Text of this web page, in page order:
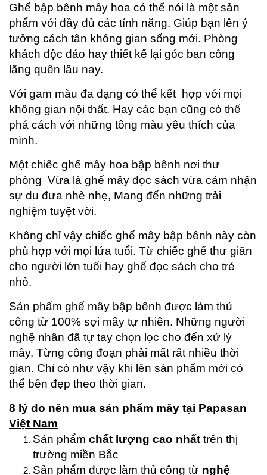
Ghế bập bênh mây hoa có thể nói là một sản
phẩm với đầy đủ các tính năng. Giúp bạn lên ý
tưởng cách tân không gian sống mới. Phòng
khách độc đáo hay thiết kế lại góc ban công
lãng quên lâu nay.
Với gam màu đa dạng có thể kết hợp với mọi
không gian nội thất. Hay các bạn cũng có thể
phá cách với những tông màu yêu thích của
mình.
Một chiếc ghế mây hoa bập bênh nơi thư
phòng Vừa là ghế mây đọc sách vừa cảm nhận
sự du đưa nhè nhẹ, Mang đến những trải
nghiệm tuyệt vời.
Không chỉ vậy chiếc ghế mây bập bênh này còn
phù hợp với mọi lứa tuổi. Từ chiếc ghế thư giãn
cho người lớn tuổi hay ghế đọc sách cho trẻ
nhỏ.
Sản phẩm ghế mây bập bênh được làm thủ
công từ 100% sợi mây tự nhiên. Những người
nghệ nhân đã tự tay chọn lọc cho đến xử lý
mây. Từng công đoạn phải mất rất nhiều thời
gian. Chỉ có như vậy khi lên sản phẩm mới có
thể bền đẹp theo thời gian.
8 lý do nên mua sản phẩm mây tại Papasan
Việt Nam
Sản phẩm chất lượng cao nhất trên thị
trường miền Bắc
Sản phẩm được làm thủ công từ nghệ